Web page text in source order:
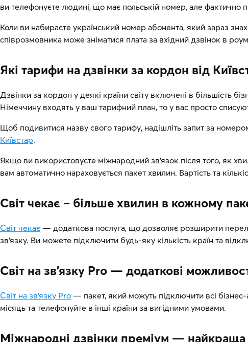
ви телефонуєте людині, що має польській номер, але
Коли ви набираєте український номер абонента, який зараз
співрозмовника може зніматися плата за вхідний дзвінок в
Які тарифи на дзвінки за кордон від
Дзвінки за кордон у деякі країни світу включені в більшість
Німеччину входять у ваш тарифний план, то у вас просто
Щоб подивитися назву свого тарифу, надішліть запит за
Київстар.
Якщо ви використовуєте міжнародний зв’язок після того, як
вам автоматично нараховується пакет хвилин. Вартість та
Світ чекає – більше хвилин в кожному
Світ чекає — додаткова послуга, що дозволяє розширити
зв’язку. Ви можете підключити будь-яку кількість країн та
Світ на зв’язку Pro — додаткові
Світ на зв’язку Pro — пакет, який можуть підключити всі
місяць та телефонуйте в інші країни за вигідними умовами.
Міжнародні дзвінки преміум — найкраща